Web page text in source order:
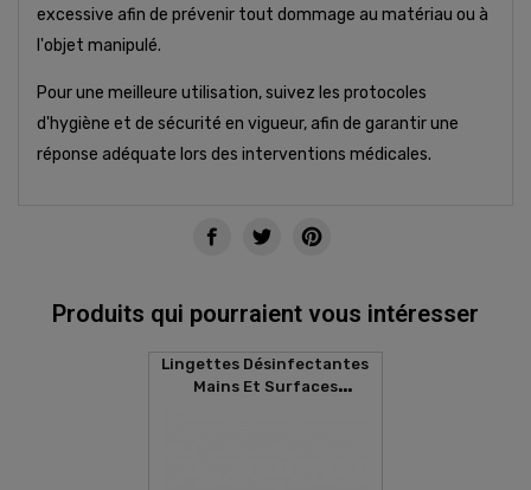
excessive afin de prévenir tout dommage au matériau ou à
l'objet manipulé.
Pour une meilleure utilisation, suivez les protocoles
d'hygiène et de sécurité en vigueur, afin de garantir une
réponse adéquate lors des interventions médicales.
Produits qui pourraient vous intéresser
Lingettes Désinfectantes
Mains Et Surfaces